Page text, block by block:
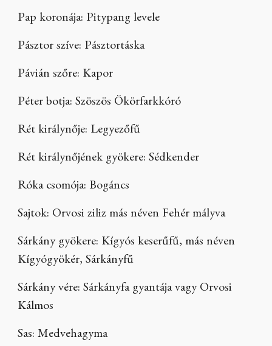
Pap koronája: Pitypang levele
Pásztor szíve: Pásztortáska
Pávián szőre: Kapor
Péter botja: Szöszös Ökörfarkkóró
Rét királynője: Legyezőfű
Rét királynőjének gyökere: Sédkender
Róka csomója: Bogáncs
Sajtok: Orvosi ziliz más néven Fehér mályva
Sárkány gyökere: Kígyós keserűfű, más néven
Kígyógyökér, Sárkányfű
Sárkány vére: Sárkányfa gyantája vagy Orvosi
Kálmos
Sas: Medvehagyma